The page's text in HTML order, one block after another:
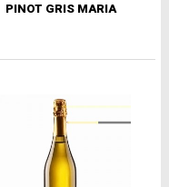
PINOT GRIS MARIA